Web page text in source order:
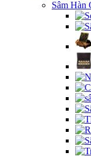
Sâm Hàn